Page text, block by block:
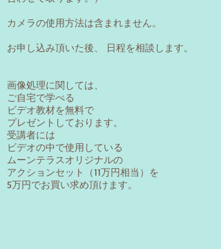
カメラの使用方法は含まれません。
お申し込み頂いた後、 日程を相談します。
画像処理に関しては、
ご自宅で学べる
ビデオ教材を無料で
プレゼントしております。
​受講者には
​ビデオの中で使用している
ムーンテラスオリジナルの
アクションセット（11万円相当）を
5万円でお買い求め頂けます。